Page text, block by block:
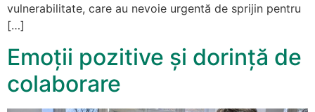
vulnerabilitate, care au nevoie urgentă de sprijin pentru
[…]
Emoții pozitive și dorință de
colaborare